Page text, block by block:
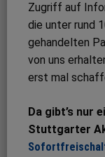
Zugriff auf
die unter rund
gehandelten
von uns
erst mal
Da gibt’s nur
Stuttgarter